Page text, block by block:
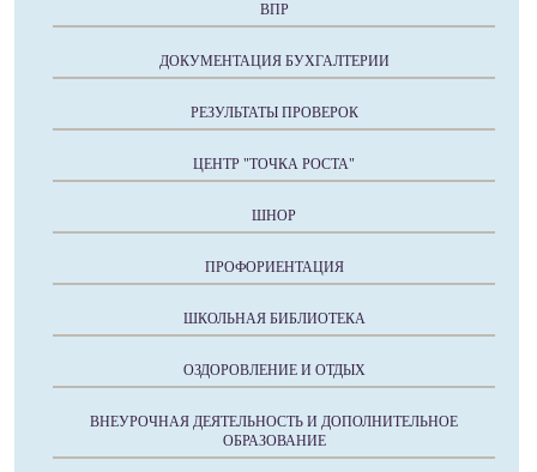
ВПР
ДОКУМЕНТАЦИЯ БУХГАЛТЕРИИ
РЕЗУЛЬТАТЫ ПРОВЕРОК
ЦЕНТР "ТОЧКА РОСТА"
ШНОР
ПРОФОРИЕНТАЦИЯ
ШКОЛЬНАЯ БИБЛИОТЕКА
ОЗДОРОВЛЕНИЕ И ОТДЫХ
ВНЕУРОЧНАЯ ДЕЯТЕЛЬНОСТЬ И ДОПОЛНИТЕЛЬНОЕ
ОБРАЗОВАНИЕ